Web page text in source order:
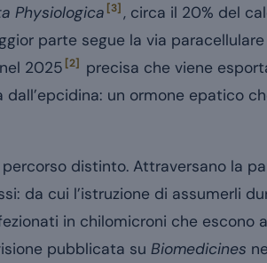
Physiologica [3] , circa il 20% del
parte segue la via paracellulare
nel 2025 [2]
precisa che viene
un ormone epatico
distinto. Attraversano la
da cui l’istruzione di assumerli
in chilomicroni che escono
pubblicata su Biomedicines